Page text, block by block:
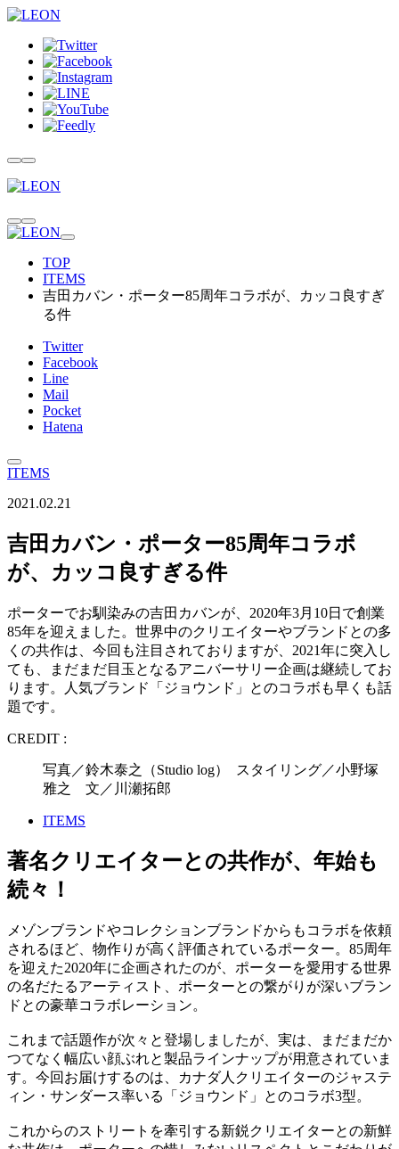
TOP
ITEMS
吉田カバン・ポーター85周年コラボが、カッコ良すぎ
る件
Twitter
Facebook
Line
Mail
Pocket
Hatena
ITEMS
2021.02.21
吉田カバン・ポーター85周年コラボ
が、カッコ良すぎる件
ポーターでお馴染みの吉田カバンが、2020年3月10日で創業
85年を迎えました。世界中のクリエイターやブランドとの多
くの共作は、今回も注目されておりますが、2021年に突入し
ても、まだまだ目玉となるアニバーサリー企画は継続してお
ります。人気ブランド「ジョウンド」とのコラボも早くも話
題です。
CREDIT :
写真／鈴木泰之（Studio log） スタイリング／小野塚
雅之 文／川瀬拓郎
ITEMS
著名クリエイターとの共作が、年始も
続々！
メゾンブランドやコレクションブランドからもコラボを依頼
されるほど、物作りが高く評価されているポーター。85周年
を迎えた2020年に企画されたのが、ポーターを愛用する世界
の名だたるアーティスト、ポーターとの繋がりが深いブラン
ドとの豪華コラボレーション。
これまで話題作が次々と登場しましたが、実は、まだまだか
つてなく幅広い顔ぶれと製品ラインナップが用意されていま
す。今回お届けするのは、カナダ人クリエイターのジャステ
ィン・サンダース率いる「ジョウンド」とのコラボ3型。
これからのストリートを牽引する新鋭クリエイターとの新鮮